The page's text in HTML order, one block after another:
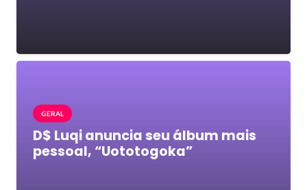
GERAL
D$ Luqi anuncia seu álbum mais
pessoal, “Uototogoka”